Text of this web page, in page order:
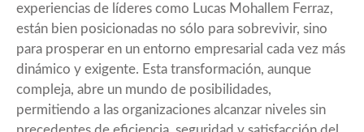
experiencias de líderes como Lucas Mohallem Ferraz,
están bien posicionadas no sólo para sobrevivir, sino
para prosperar en un entorno empresarial cada vez más
dinámico y exigente. Esta transformación, aunque
compleja, abre un mundo de posibilidades,
permitiendo a las organizaciones alcanzar niveles sin